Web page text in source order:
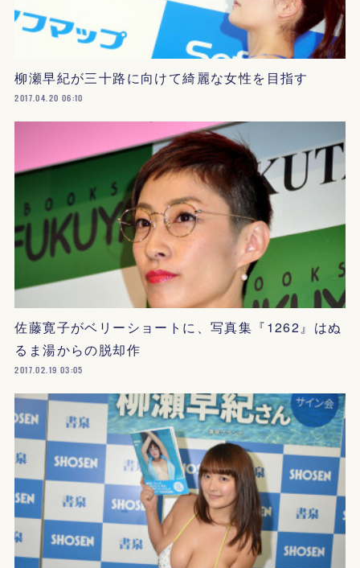
柳瀬早紀が三十路に向けて綺麗な女性を目指す
2017.04.20 06:10
佐藤寛子がベリーショートに、写真集『1262』はぬ
るま湯からの脱却作
2017.02.19 03:05